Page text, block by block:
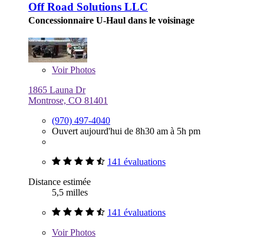
Off Road Solutions LLC
Concessionnaire U-Haul dans le voisinage
VoirPhotos
1865 Launa Dr
Montrose, CO 81401
(970) 497-4040
Ouvert aujourd'hui de 8h30 am à 5h pm
141 évaluations
Distance estimée
5,5 milles
141 évaluations
VoirPhotos